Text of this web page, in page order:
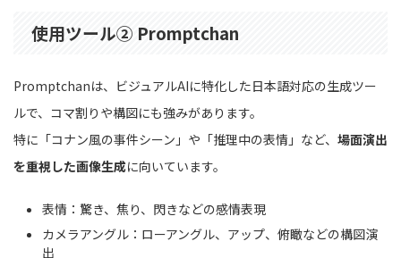
使用ツール② Promptchan
Promptchanは、ビジュアルAIに特化した日本語対応の生成ツー
ルで、コマ割りや構図にも強みがあります。
特に「コナン風の事件シーン」や「推理中の表情」など、 場面演出
を重視した画像生成に向いています。
表情：驚き、焦り、閃きなどの感情表現
カメラアングル：ローアングル、アップ、俯瞰などの構図演
出